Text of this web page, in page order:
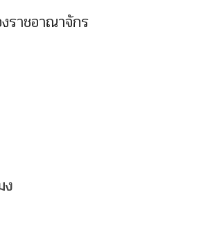
ราชอาณาจักร
ง